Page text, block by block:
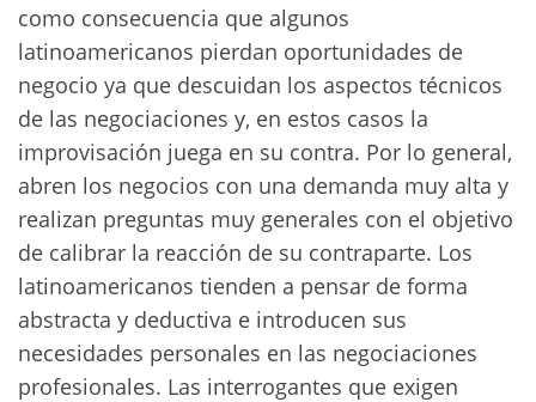
como consecuencia que algunos
latinoamericanos pierdan oportunidades de
negocio ya que descuidan los aspectos técnicos
de las negociaciones y, en estos casos la
improvisación juega en su contra. Por lo general,
abren los negocios con una demanda muy alta y
realizan preguntas muy generales con el objetivo
de calibrar la reacción de su contraparte. Los
latinoamericanos tienden a pensar de forma
abstracta y deductiva e introducen sus
necesidades personales en las negociaciones
profesionales. Las interrogantes que exigen